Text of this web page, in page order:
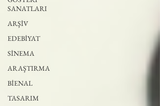
SANATLARI
ARŞİV
EDEBİYAT
SİNEMA
ARAŞTIRMA
BİENAL
TASARIM